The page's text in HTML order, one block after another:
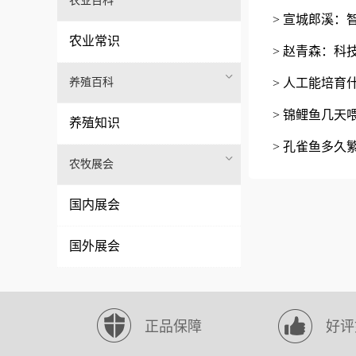
农业常识
养殖百科
养殖知识
农牧展会
国内展会
国外展会
> 宣城郎溪：
> 赵青森：科
> 人工能培育
> 锦鲤鱼几天
> 孔雀鱼多久
正品保障 好